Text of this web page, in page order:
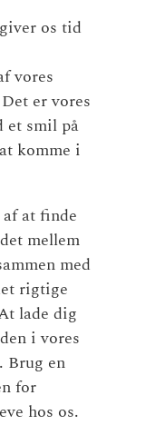
os tid
vores
er vores
et smil på
komme i
at finde
mellem
med
rigtige
lade dig
i vores
Brug en
for
hos os.